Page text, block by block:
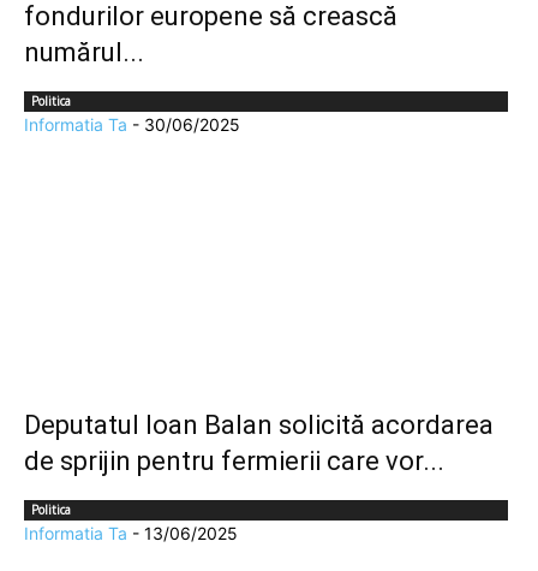
fondurilor europene să crească
numărul...
Politica
Informatia Ta - 30/06/2025
Deputatul Ioan Balan solicită acordarea
de sprijin pentru fermierii care vor...
Politica
Informatia Ta - 13/06/2025